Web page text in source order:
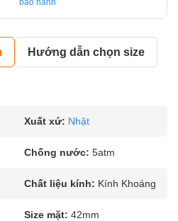
bảo hành
Hướng dẫn chọn size
Xuất xứ: Nhật
Chống nước: 5atm
Chất liệu kính: Kính Khoáng
Size mặt: 42mm